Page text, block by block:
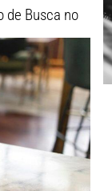
de Busca no